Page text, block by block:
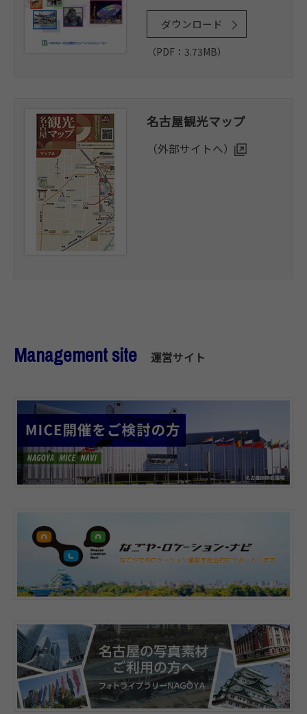
ダウンロード
（PDF：3.73MB）
名古屋観光マップ
（外部サイトへ）
Management site 運営サイト